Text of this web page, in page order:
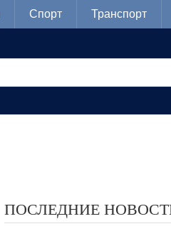
Спорт Транспорт
ПОСЛЕДНИЕ